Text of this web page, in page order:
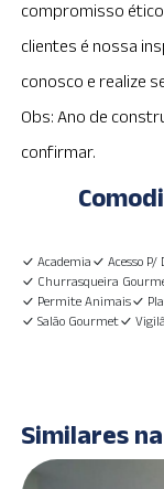
compromisso
clientes é nossa
conosco e realize
Obs: Ano de
confirmar.
Academia Acesso P/
Churrasqueira
Permite Animais
Salão Gourmet
Similares